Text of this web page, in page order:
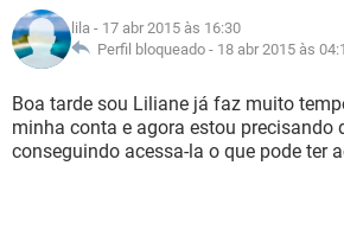
GUIA DE COMPRAS
INSTAGRAM
GUIA DE COMPRAS
CELULAR
OUTLOOK EXCEL
INSTAGRAM
GUIA DE COMPRAS
JOGOS
CELULAR
OUTLOOK EXCEL
INSTAGRAM GMAIL
GLOSSÁRIO
CELULAR
lila - 17 abr 2015 às 16:30
Perfil bloqueado - 18 abr 2015 às
Boa tarde sou Liliane já faz muito
minha conta e agora estou precisando
conseguindo acessa-la o que pode ter